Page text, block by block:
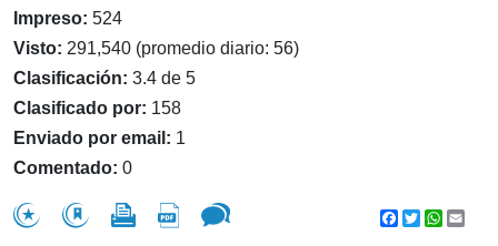
Impreso: 524
Visto: 291,540 (promedio diario: 56)
Clasificación: 3.4 de 5
Clasificado por: 158
Enviado por email: 1
Comentado: 0
Facebook
Twitter